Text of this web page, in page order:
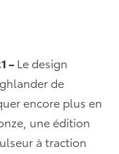
– Le design
de
encore plus en
une édition
à traction